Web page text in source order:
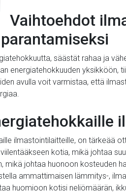
Vaihtoehdot
säästät rahaa ja
energiatehokkuuden yksikköön,
avulla voit varmistaa, että
ilmastointilaitteille, on tärkeää
kotia, mikä johtaa
mikä johtaa huonoon kosteuden
ammattimaisen lämmitys-,
huomioon kotisi neliömäärän,